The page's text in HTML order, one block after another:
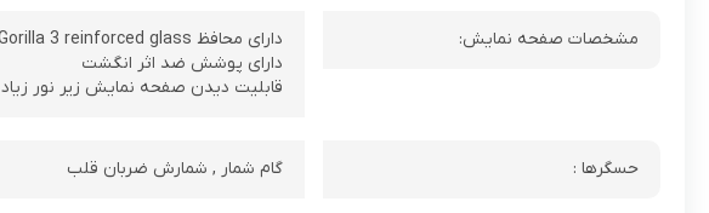
مشخصات صفحه نمایش:
دارای محافظ Corning Gorilla 3 reinforced glass
دارای پوشش ضد اثر انگشت
قابلیت دیدن صفحه نمایش زیر نور زیاد
حسگرها : گام شمار , شمارش ضربان قلب